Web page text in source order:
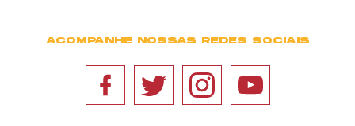
ACOMPANHE NOSSAS REDES SOCIAIS